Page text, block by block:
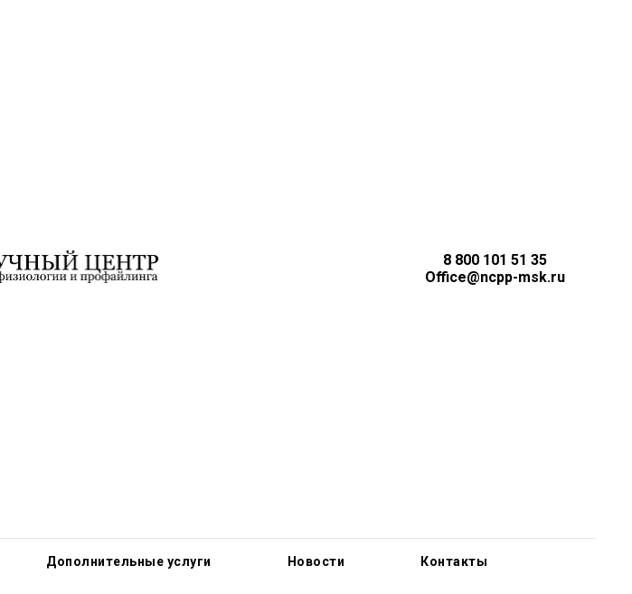
8 800 101 51 35
Office@ncpp-msk.ru
Дополнительные услуги Новости Контакты